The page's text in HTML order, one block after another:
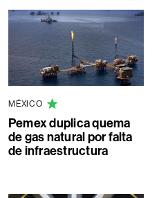
MÉXICO
Pemex duplica quema
de gas natural por falta
de infraestructura